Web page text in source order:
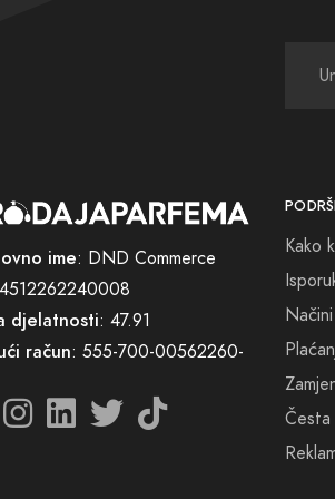
Naša
sebe
ime: DND Commerce
djelatnosti: 47.91
račun: 555-700-00562260-
Kako
Česta